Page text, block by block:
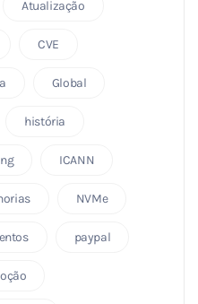
Atualização
CVE
Global
história
ICANN
NVMe
paypal